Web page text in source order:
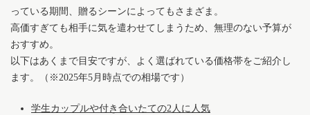
っている期間、贈るシーンによってもさまざま。
高価すぎても相手に気を遣わせてしまうため、無理のない予算が
おすすめ。
以下はあくまで目安ですが、よく選ばれている価格帯をご紹介し
ます。（※2025年5月時点での相場です）
学生カップルや付き合いたての2人に人気